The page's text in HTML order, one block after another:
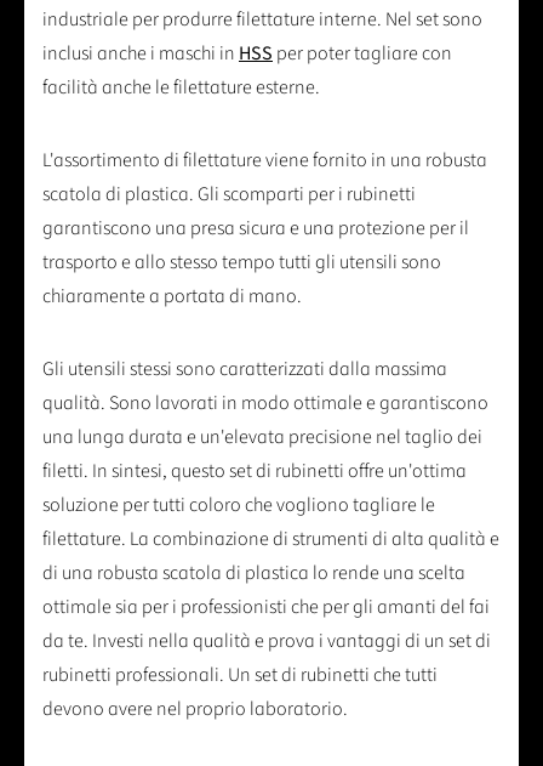
industriale per produrre filettature interne. Nel set sono
inclusi anche i maschi in HSS per poter tagliare con
facilità anche le filettature esterne.
L'assortimento di filettature viene fornito in una robusta
scatola di plastica. Gli scomparti per i rubinetti
garantiscono una presa sicura e una protezione per il
trasporto e allo stesso tempo tutti gli utensili sono
chiaramente a portata di mano.
Gli utensili stessi sono caratterizzati dalla massima
qualità. Sono lavorati in modo ottimale e garantiscono
una lunga durata e un'elevata precisione nel taglio dei
filetti. In sintesi, questo set di rubinetti offre un'ottima
soluzione per tutti coloro che vogliono tagliare le
filettature. La combinazione di strumenti di alta qualità e
di una robusta scatola di plastica lo rende una scelta
ottimale sia per i professionisti che per gli amanti del fai
da te. Investi nella qualità e prova i vantaggi di un set di
rubinetti professionali. Un set di rubinetti che tutti
devono avere nel proprio laboratorio.